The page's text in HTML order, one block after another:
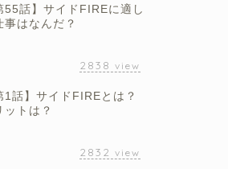
55話】サイドFIREに適し
事はなんだ？
2838 view
1話】サイドFIREとは？
ットは？
2832 view